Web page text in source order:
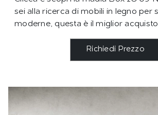
sei alla ricerca di mobili in legno per
moderne, questa è il miglior
Richiedi Prezzo